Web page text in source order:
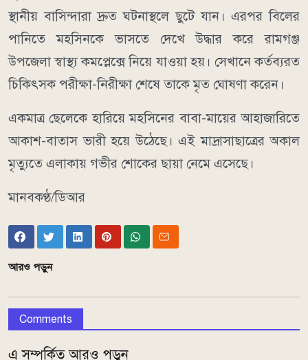
স্থানীয় বাসিন্দারা দ্রুত ঘটনাস্থলে ছুটে যান। এরপর বিলের
পানিতে মহসিনকে ভাসতে দেখে উদ্ধার করে রামগঞ্জ
উপজেলা স্বাস্থ্য কমপ্লেক্সে নিয়ে যাওয়া হয়। সেখানে কর্তব্যরত
চিকিৎসক পরীক্ষা-নিরীক্ষা শেষে তাকে মৃত ঘোষণা করেন।
একমাত্র ছেলেকে হারিয়ে মহসিনের বাবা-মায়ের আহাজারিতে
আকাশ-বাতাস ভারী হয়ে উঠেছে। এই মাদ্রাসাছাত্রের অকাল
মৃত্যুতে এলাকায় গভীর শোকের ছায়া নেমে এসেছে।
মানবকণ্ঠ/ডিআর
আরও পড়ুন
Comments
এ সম্পর্কিত আরও পড়ুন